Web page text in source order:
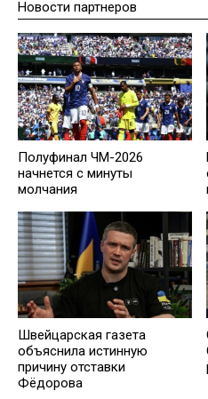
Новости партнеров
Полуфинал ЧМ-2026
начнется с минуты
молчания
Швейцарская газета
объяснила истинную
причину отставки
Фёдорова